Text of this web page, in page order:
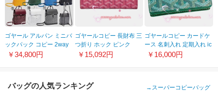
ゴヤール アルパン ミニバ
ックパック コピー 2way
で使い勝手 全色
￥34,800円
ゴヤールコピー 長財布 三
つ折り ホック ピンク
GY038
￥15,092円
ゴヤールコピー カードケ
ース 名刺入れ 定期入れ ic
カード パスケース メンズ
￥16,000円
バッグの人気ランキング → スーパーコピーバッグ